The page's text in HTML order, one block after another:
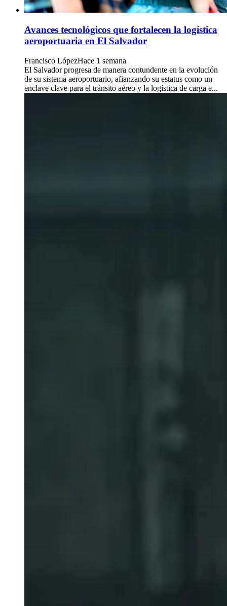
Avances tecnológicos que fortalecen la logística
aeroportuaria en El Salvador
Francisco LópezHace 1 semana
El Salvador progresa de manera contundente en la evolución
de su sistema aeroportuario, afianzando su estatus como un
enclave clave para el tránsito aéreo y la logística de carga e...